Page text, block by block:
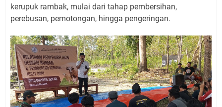
kerupuk rambak, mulai dari tahap pembersihan,
perebusan, pemotongan, hingga pengeringan.